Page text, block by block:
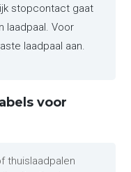
stopcontact gaat
laadpaal. Voor
laadpaal aan.
voor
thuislaadpalen